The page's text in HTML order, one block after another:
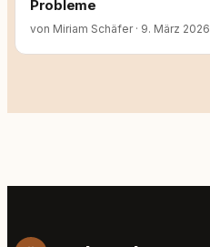
Probleme
von Miriam Schäfer · 9. März 2026